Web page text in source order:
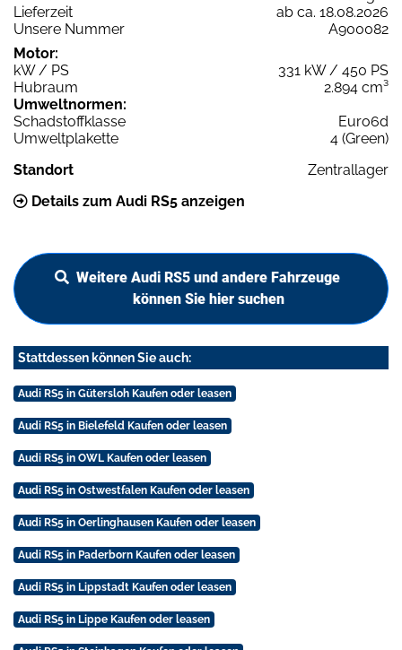
Lieferzeit
ab ca. 18.08.2026
Unsere Nummer
A900082
Motor:
kW / PS
331 kW / 450 PS
Hubraum
2.894 cm³
Umweltnormen:
Schadstoffklasse
Euro6d
Umweltplakette
4 (Green)
Standort
Zentrallager
Details zum Audi RS5 anzeigen
Weitere Audi RS5 und andere Fahrzeuge
können Sie hier suchen
Stattdessen können Sie auch:
Audi RS5 in Gütersloh Kaufen oder leasen
Audi RS5 in Bielefeld Kaufen oder leasen
Audi RS5 in OWL Kaufen oder leasen
Audi RS5 in Ostwestfalen Kaufen oder leasen
Audi RS5 in Oerlinghausen Kaufen oder leasen
Audi RS5 in Paderborn Kaufen oder leasen
Audi RS5 in Lippstadt Kaufen oder leasen
Audi RS5 in Lippe Kaufen oder leasen